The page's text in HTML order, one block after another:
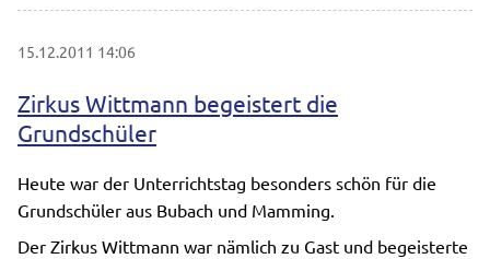
15.12.2011 14:06
Zirkus Wittmann begeistert die
Grundschüler
Heute war der Unterrichtstag besonders schön für die
Grundschüler aus Bubach und Mamming.
Der Zirkus Wittmann war nämlich zu Gast und begeisterte